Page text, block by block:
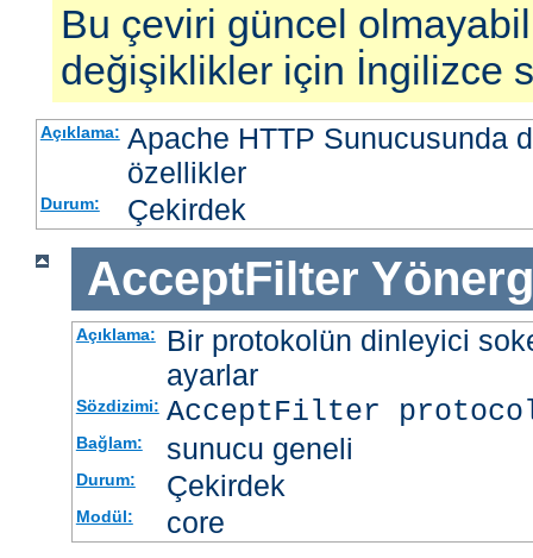
Bu çeviri güncel
değişiklikler için İngilizce
Açıklama: Apache HTTP Sunucusunda
özellikler
Durum: Çekirdek
AcceptFilter
Açıklama:
Bir protokolün dinleyici
ayarlar
Sözdizimi: AcceptFilter
Bağlam: sunucu geneli
Durum: Çekirdek
Modül: core